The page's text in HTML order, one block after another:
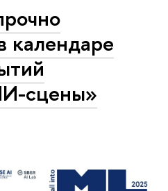
календаре
сцены»